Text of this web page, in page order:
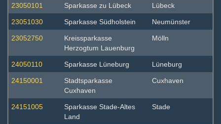
23050101 Sparkasse zu Lübeck Lübeck
23051030 Sparkasse Südholstein Neumünster
23052750
Kreissparkasse
Herzogtum Lauenburg
Mölln
24050110 Sparkasse Lüneburg Lüneburg
24150001
Stadtsparkasse
Cuxhaven
Cuxhaven
24151005
Sparkasse Stade-Altes
Land
Stade